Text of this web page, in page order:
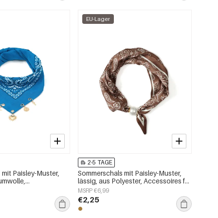
Paisley-Muster,
EU-Lager
2-5 TAGE
Sommerschals mit Paisley-Muster,
lässig, aus Polyester, Accessoires für
jeden Tag
MSRP €6,99
€2,25